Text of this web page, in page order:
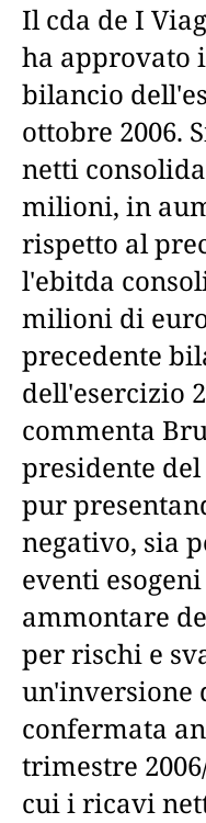
Il cda de I
ha approvato
bilancio
ottobre 2006.
netti
milioni, in
rispetto al
l'ebitda
milioni di
precedente
dell'esercizio
commenta
presidente
pur
negativo, sia
eventi
ammontare
per rischi e
un'inversione
confermata
trimestre
cui i ricavi